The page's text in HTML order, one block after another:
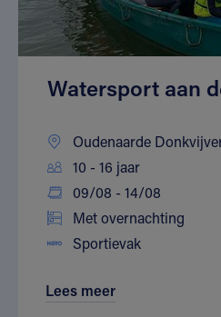
Watersport aan
Oudenaarde
10 - 16 jaar
09/08 - 14/08
Met overnachting
Sportievak
Lees meer